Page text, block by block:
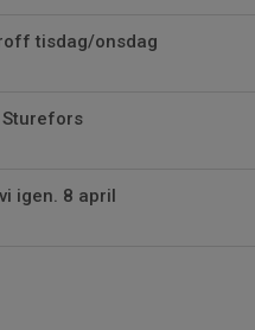
tisdag/onsdag
Sturefors
igen. 8 april